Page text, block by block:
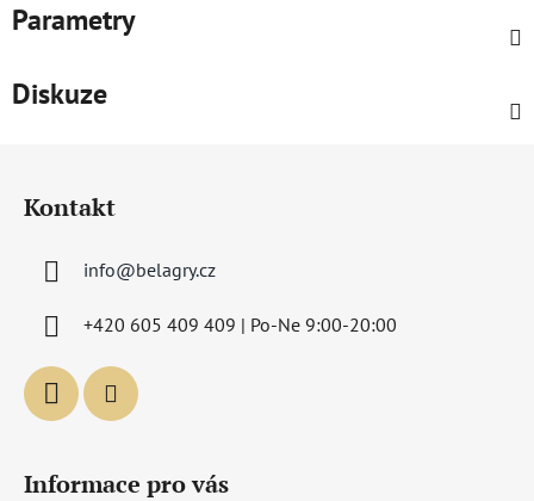
Parametry
Diskuze
Kontakt
info@belagry.cz
+420 605 409 409 | Po-Ne 9:00-20:00
Informace pro vás